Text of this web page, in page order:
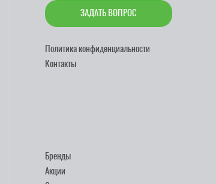
ЗАДАТЬ ВОПРОС
Политика конфиденциальности
Контакты
Бренды
Акции